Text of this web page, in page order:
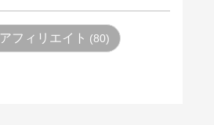
フィリエイト 80